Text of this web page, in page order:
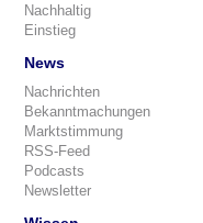
Nachhaltig
Einstieg
News
Nachrichten
Bekanntmachungen
Marktstimmung
RSS-Feed
Podcasts
Newsletter